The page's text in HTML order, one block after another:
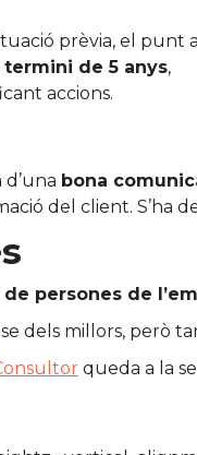
prèvia, el punt
de 5 anys,
accions.
bona
del client. S’ha
de persones de
dels millors, però
queda a la